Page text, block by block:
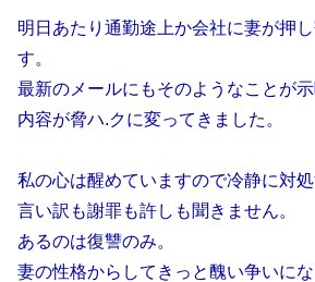
明日あたり通勤途上か会社に妻が押
す。
最新のメールにもそのようなことが示
内容が脅ハ.クに変ってきました。
私の心は醒めていますので冷静に対処
言い訳も謝罪も許しも聞きません。
あるのは復讐のみ。
妻の性格からしてきっと醜い争いにな